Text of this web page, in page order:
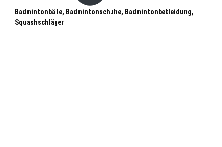
Badmintonbälle, Badmintonschuhe, Badmintonbekleidung,
Squashschläger